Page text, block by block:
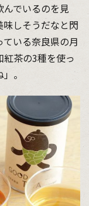
んでいるのを見
しそうだなと閃
いる奈良県の月
茶の3種を使っ
。